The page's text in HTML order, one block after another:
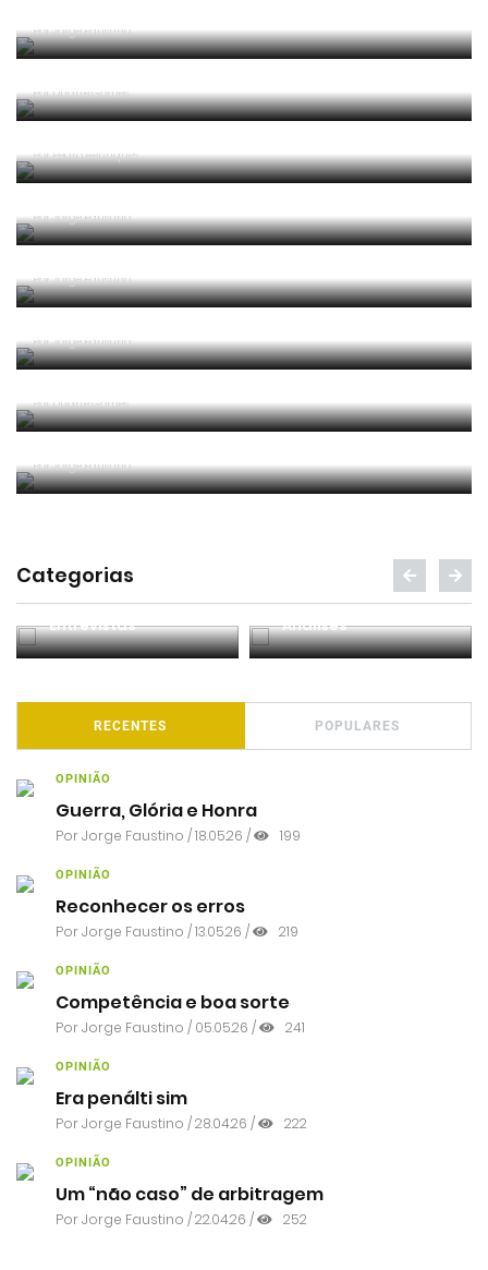
PorJorge Faustino
Golo de Benzema na final da Champions foi bem
PorDuarte Gomes
Portugal - Bélgica: Em geral, boa arbitragem de
PorPedro Henriques
Jogo de abertura do Euro 2020: Fora de jogo na
PorJorge Faustino
Lance insólito na Liga BPI resulta em penálti e
PorJorge Faustino
Golo que decidiu campeão mundial de clubes foi
PorJorge Faustino
Um guarda-redes, um avançado, um choque...
PorDuarte Gomes
Marítimo - Benfica: Falta bem sancionada? VAR
PorJorge Faustino
Categorias
Entrevistas Análises
RECENTES POPULARES
OPINIÃO
Guerra, Glória e Honra
PorJorge Faustino / 18.05.26 / 199
OPINIÃO
Reconhecer os erros
PorJorge Faustino / 13.05.26 / 219
OPINIÃO
Competência e boa sorte
PorJorge Faustino / 05.05.26 / 241
OPINIÃO
Era penálti sim
PorJorge Faustino / 28.04.26 / 222
OPINIÃO
Um “não caso” de arbitragem
PorJorge Faustino / 22.04.26 / 252